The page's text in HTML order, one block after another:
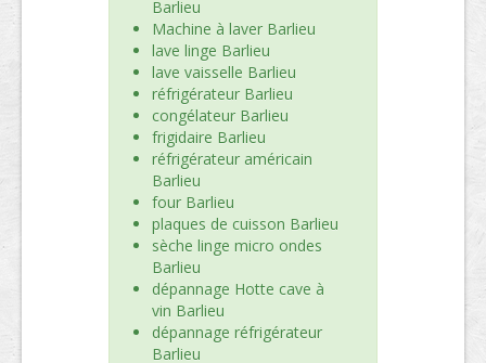
Barlieu
Machine à laver Barlieu
lave linge Barlieu
lave vaisselle Barlieu
réfrigérateur Barlieu
congélateur Barlieu
frigidaire Barlieu
réfrigérateur américain
Barlieu
four Barlieu
plaques de cuisson Barlieu
sèche linge micro ondes
Barlieu
dépannage Hotte cave à
vin Barlieu
dépannage réfrigérateur
Barlieu